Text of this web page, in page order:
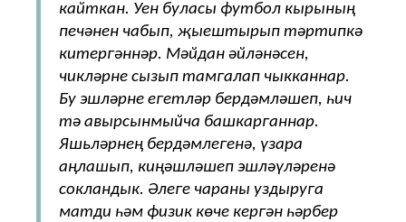
кайткан. Уен буласы футбол кырының
печәнен чабып, җыештырып тәртипкә
китергәннәр. Мәйдан әйләнәсен,
чикләрне сызып тамгалап чыкканнар.
Бу эшләрне егетләр бердәмләшеп, һич
тә авырсынмыйча башкарганнар.
Яшьләрнең бердәмлегенә, үзара
аңлашып, киңәшләшеп эшләүләренә
сокландык. Әлеге чараны уздыруга
матди һәм физик көче кергән һәрбер